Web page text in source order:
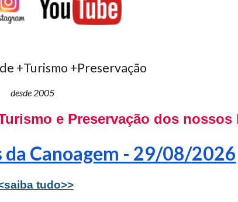
+Turismo +Preservação
desde 2005
e Preservação dos nossos
Canoagem - 29/08/2026
tudo>>